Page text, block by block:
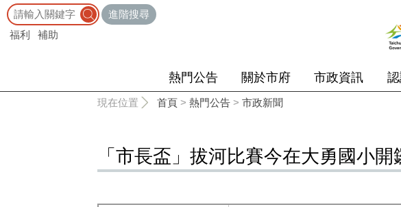
進階搜尋
福利
補助
熱門公告 關於市府 市政資訊
現在位置 首頁 > 熱門公告 > 市政新聞
「市長盃」拔河比賽今在大勇國小開